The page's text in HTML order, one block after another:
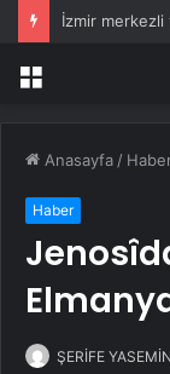
Menü
Anasayfa /
Haber
ŞERİFE